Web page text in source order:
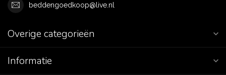
beddengoedkoop@live.nl
Overige categorieën
Informatie